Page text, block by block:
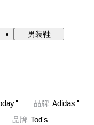
男装鞋
品牌 Adidas
品牌 Tod's